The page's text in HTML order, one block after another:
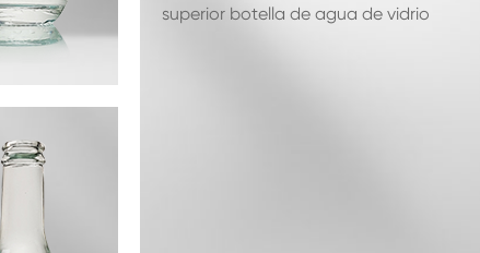
superior botella de agua de vidrio